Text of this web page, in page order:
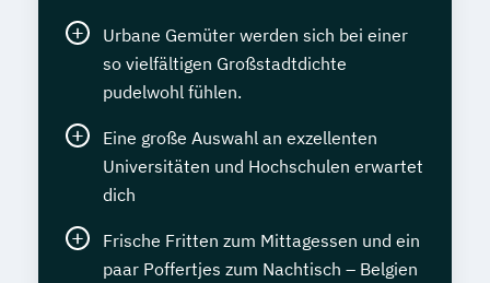
Urbane Gemüter werden sich bei einer
so vielfältigen Großstadtdichte
pudelwohl fühlen.
Eine große Auswahl an exzellenten
Universitäten und Hochschulen erwartet
dich
Frische Fritten zum Mittagessen und ein
paar Poffertjes zum Nachtisch – Belgien